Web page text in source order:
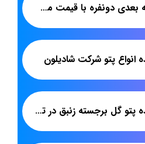
روتختی سه بعدی دونفره با قیمت مستقیم تولیدی
پتو شرکت شادیلون
فروش عمده پتو گل برجسته زنبق در تهران